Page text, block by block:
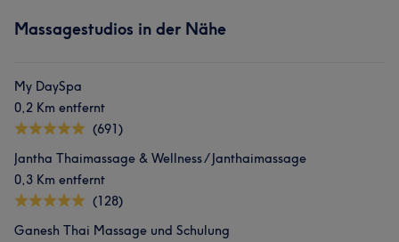
Massagestudios in der Nähe
My DaySpa
0,2 Km entfernt
(691)
Jantha Thaimassage & Wellness / Janthaimassage
0,3 Km entfernt
(128)
Ganesh Thai Massage und Schulung